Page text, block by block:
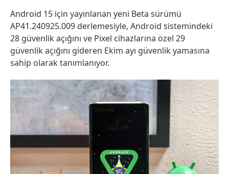
Android 15 için yayınlanan yeni Beta sürümü
AP41.240925.009 derlemesiyle, Android sistemindeki
28 güvenlik açığını ve Pixel cihazlarına özel 29
güvenlik açığını gideren Ekim ayı güvenlik yamasına
sahip olarak tanımlanıyor.